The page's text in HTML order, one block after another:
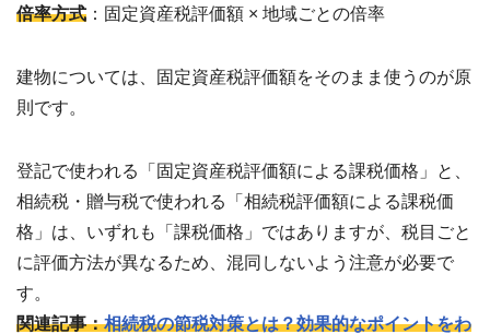
倍率方式 ：固定資産税評価額 × 地域ごとの倍率
建物については、固定資産税評価額をそのまま使うのが原
則です。
登記で使われる「固定資産税評価額による課税価格」と、
相続税・贈与税で使われる「相続税評価額による課税価
格」は、いずれも「課税価格」ではありますが、税目ごと
に評価方法が異なるため、混同しないよう注意が必要で
す。
関連記事：相続税の節税対策とは？効果的なポイントをわ